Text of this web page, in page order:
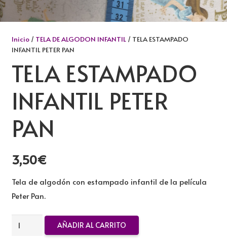
Inicio/ TELA DE ALGODON INFANTIL/ TELA ESTAMPADO
INFANTIL PETER PAN
TELA ESTAMPADO
INFANTIL PETER
PAN
3,50€
Tela de algodón con estampado infantil de la película
Peter Pan.
TELA
ESTAMPADO
AÑADIR AL CARRITO